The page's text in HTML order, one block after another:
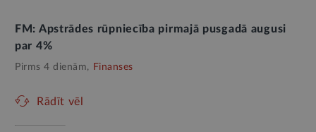
FM: Apstrādes rūpniecība pirmajā pusgadā augusi
par 4%
Pirms 4 dienām, Finanses
Rādīt vēl